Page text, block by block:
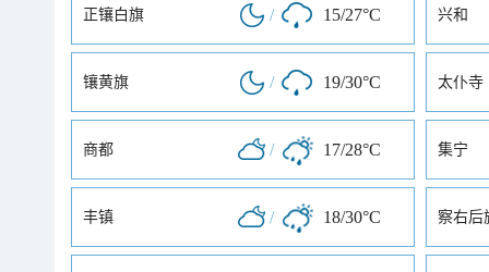
正镶白旗 / 15/27°C 兴和
镶黄旗 / 19/30°C 太仆寺
商都 / 17/28°C 集宁
丰镇 / 18/30°C 察右后